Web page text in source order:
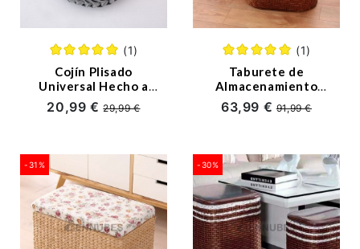
(1)
Cojín Plisado
Universal Hecho a
Mano de Color Liso
Redondo
20,99 €29,99 €
(1)
Taburete de
Almacenamiento
para el Hogar
63,99 €91,99 €
-31% -30%